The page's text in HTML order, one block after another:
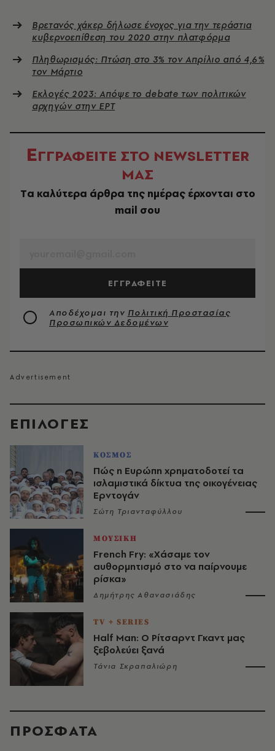
EΠΙΛΟΓΈΣ
ΚΟΣΜΟΣ
Πώς η Ευρώπη χρηματοδοτεί τα
ισλαμιστικά δίκτυα της οικογένειας
Ερντογάν
Σώτη Τριανταφύλλου
ΜΟΥΣΙΚΗ
French Fry: «Χάσαμε τον
αυθορμητισμό στο να παίρνουμε
ρίσκα»
Δημήτρης Αθανασιάδης
TV + SERIES
Half Man: Ο Ρίτσαρντ Γκαντ μας
ξεβολεύει ξανά
Τάνια Σκραπαλιώρη
Βρετανός χάκερ δήλωσε ένοχος για την τεράστια
κυβερνοεπίθεση του 2020 στην πλατφόρμα
Πληθωρισμός: Πτώση στο 3% τον Απρίλιο από 4,6%
τον Μάρτιο
Εκλογές 2023: Απόψε το debate των πολιτικών
αρχηγών στην ΕΡΤ
ΕΓΓΡΑΦΕΙΤΕ ΣΤΟ NEWSLETTER
ΜΑΣ
Tα καλύτερα άρθρα της ημέρας έρχονται στο
mail σου
ΕΓΓΡΑΦΕΙΤΕ
Αποδέχομαι την Πολιτική Προστασίας
Προσωπικών Δεδομένων
ΠΡΟΣΦΑΤΑ